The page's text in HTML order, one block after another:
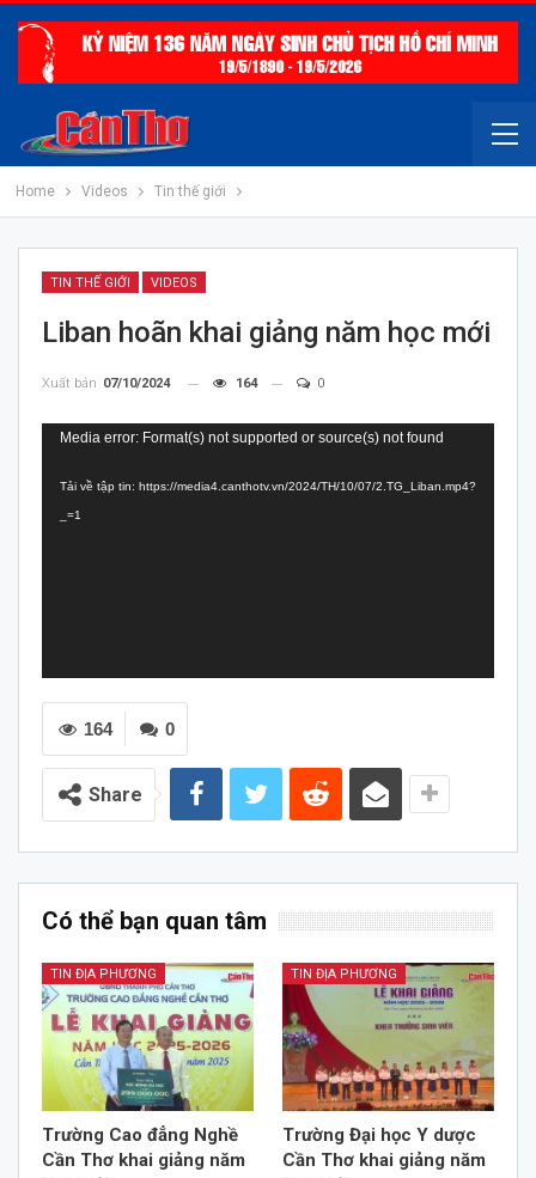
Home Videos Tin thế giới
TIN THẾ GIỚI VIDEOS
Liban hoãn khai giảng năm học mới
Xuất bản 07/10/2024 164 0
Trình
Video
Media error: Format(s) not supported or source(s) not found
Tải về tập tin: https://media4.canthotv.vn/2024/TH/10/07/2.TG_Liban.mp4?
_=1
0
164
Share
Có thể bạn quan tâm
TIN ĐỊA PHƯƠNG
Trường Cao đẳng Nghề
Cần Thơ khai giảng năm
TIN ĐỊA PHƯƠNG
Trường Đại học Y dược
Cần Thơ khai giảng năm